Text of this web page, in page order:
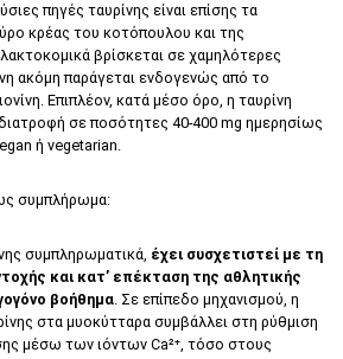
πηγές ταυρίνης είναι επίσης τα
κρέας του κοτόπουλου και της
βρίσκεται σε χαμηλότερες
ακόμη παράγεται ενδογενώς από το
Επιπλέον, κατά μέσο όρο, η ταυρίνη
σε ποσότητες 40-400 mg ημερησίως
ή vegetarian.
συμπλήρωμα:
συμπληρωματικά, έχει συσχετιστεί με τη
και κατ’ επέκταση της αθλητικής
βοήθημα. Σε επίπεδο μηχανισμού, η
στα μυοκύτταρα συμβάλλει στη ρύθμιση
μέσω των ιόντων Ca²⁺, τόσο στους